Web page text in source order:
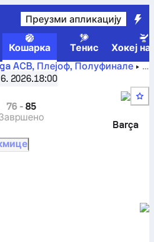
Преузми апликацију
Кошарка Тенис
Хокеј
ACB, Плејоф, Полуфинале
резултати уживо,
прогнозе и статистика
2026.18:00
76-85
Barça